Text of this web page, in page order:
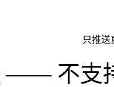
只推送
—— 不支